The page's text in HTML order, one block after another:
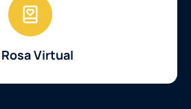
Rosa Virtual